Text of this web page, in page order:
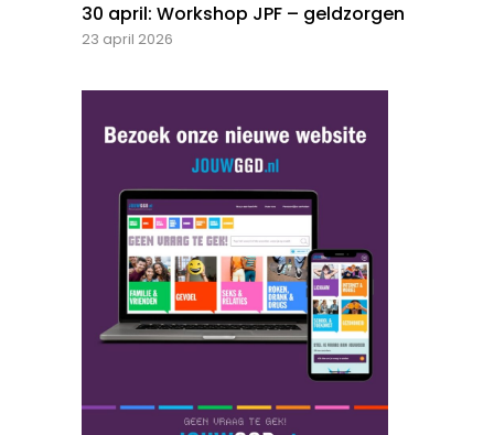
30 april: Workshop JPF – geldzorgen
23 april 2026